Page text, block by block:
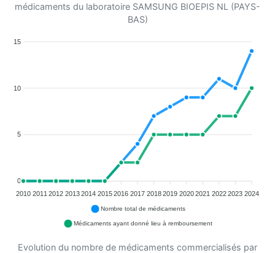
médicaments du laboratoire SAMSUNG BIOEPIS NL (PAYS-
BAS)
15
10
5
0
2010 2011 2012 2013 2014 2015 2016 2017 2018 2019 2020 2021 2022 2023 2024
Nombre total de médicaments
Médicaments ayant donné lieu à remboursement
Evolution du nombre de médicaments commercialisés par